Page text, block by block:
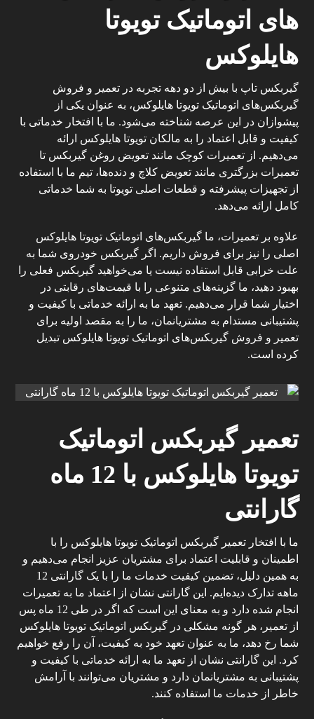
های اتوماتیک تویوتا
هایلوکس
گیربکس تاپ با بیش از دو دهه تجربه در تعمیر و فروش
گیربکس‌های اتوماتیک تویوتا هایلوکس، به عنوان یکی از
پیشوازان در این عرصه شناخته می‌شود. ما با افتخار خدماتی با
کیفیت و قابل اعتماد را به مالکان تویوتا هایلوکس ارائه
می‌دهیم. از تعمیرات کوچک مانند تعویض روغن گیربکس تا
تعمیرات بزرگتری مانند تعویض کلاچ و دنده‌ها، تیم ما با استفاده
از تجهیزات پیشرفته و قطعات اصلی تویوتا به شما خدماتی
کامل ارائه می‌دهد.
علاوه بر تعمیرات، ما گیربکس‌های اتوماتیک تویوتا هایلوکس
اصلی را نیز برای فروش داریم. اگر گیربکس خودروی شما به
علت خرابی قابل استفاده نیست یا می‌خواهید گیربکس فعلی را
بهبود دهید، ما گزینه‌های متنوعی را با قیمت‌های رقابتی در
اختیار شما قرار می‌دهیم. تعهد ما به ارائه خدماتی با کیفیت و
پشتیبانی مستدام به مشتریانمان، ما را به مقصد اولیه برای
تعمیر و فروش گیربکس‌های اتوماتیک تویوتا هایلوکس تبدیل
کرده است.
تعمیر گیربکس اتوماتیک
تویوتا هایلوکس با 12 ماه
گارانتی
ما با افتخار تعمیر گیربکس اتوماتیک تویوتا هایلوکس را با
اطمینان و قابلیت اعتماد برای مشتریان عزیز انجام می‌دهیم و
به همین دلیل، تضمین کیفیت خدمات ما را با یک گارانتی 12
ماهه تدارک دیده‌ایم. این گارانتی نشان از اعتماد ما به تعمیرات
انجام شده دارد و به معنای این است که اگر در طی 12 ماه پس
از تعمیر، هر گونه مشکلی در گیربکس اتوماتیک تویوتا هایلوکس
شما رخ دهد، ما به عنوان تعهد خود به کیفیت، آن را رفع خواهیم
کرد. این گارانتی نشان از تعهد ما به ارائه خدماتی با کیفیت و
پشتیبانی به مشتریانمان دارد و مشتریان می‌توانند با آرامش
خاطر از خدمات ما استفاده کنند.